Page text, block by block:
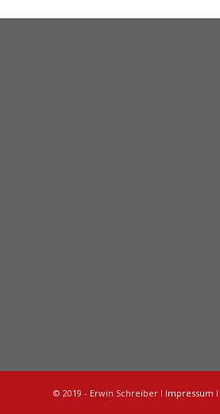
© 2019 - Erwin Schreiber I Impressum I